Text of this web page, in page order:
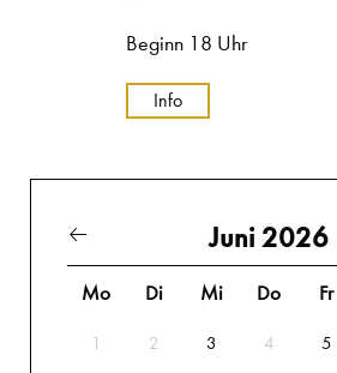
Beginn 18 Uhr
Info
Juni 2026
Mo Di Mi Do Fr
1 2 3 4 5